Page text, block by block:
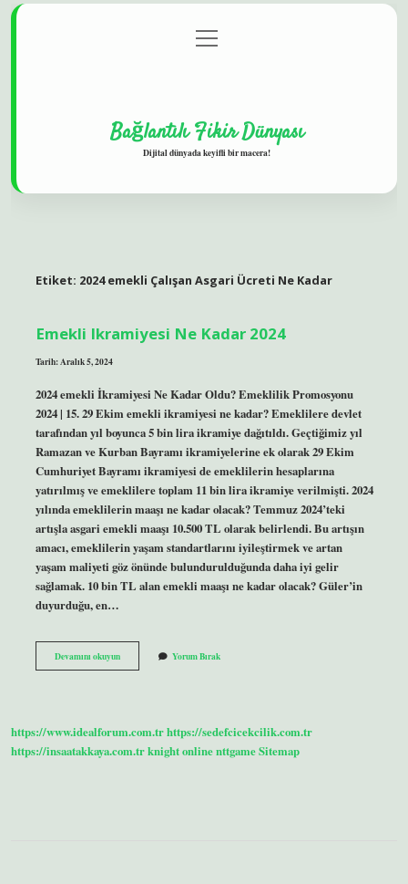
Gizlilik Politikası
menüyü
aç
Bağlantılı Fikir Dünyası
Dijital dünyada keyifli bir macera!
Etiket: 2024 emekli Çalışan Asgari Ücreti Ne Kadar
Emekli Ikramiyesi Ne Kadar 2024
Tarih: Aralık 5, 2024
2024 emekli İkramiyesi Ne Kadar Oldu? Emeklilik Promosyonu
2024 | 15. 29 Ekim emekli ikramiyesi ne kadar? Emeklilere devlet
tarafından yıl boyunca 5 bin lira ikramiye dağıtıldı. Geçtiğimiz yıl
Ramazan ve Kurban Bayramı ikramiyelerine ek olarak 29 Ekim
Cumhuriyet Bayramı ikramiyesi de emeklilerin hesaplarına
yatırılmış ve emeklilere toplam 11 bin lira ikramiye verilmişti. 2024
yılında emeklilerin maaşı ne kadar olacak? Temmuz 2024’teki
artışla asgari emekli maaşı 10.500 TL olarak belirlendi. Bu artışın
amacı, emeklilerin yaşam standartlarını iyileştirmek ve artan
yaşam maliyeti göz önünde bulundurulduğunda daha iyi gelir
sağlamak. 10 bin TL alan emekli maaşı ne kadar olacak? Güler’in
duyurduğu, en…
Devamını okuyunEmekli
Ikramiyesi
Yorum Bırak
https://www.idealforum.com.trhttps://sedefcicekcilik.com.tr
https://insaatakkaya.com.trknight onlinenttgameSitemap